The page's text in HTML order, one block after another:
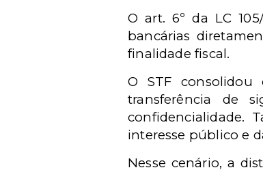
O art. 6º da LC
bancárias
finalidade fiscal.
O STF
transferência de
confidencialidade.
interesse público e
Nesse cenário, a